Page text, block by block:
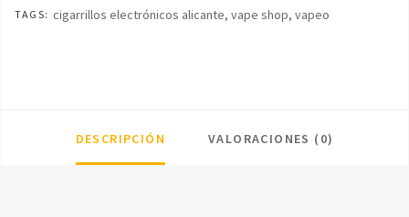
TAGS: cigarrillos electrónicos alicante, vape shop, vapeo
DESCRIPCIÓN VALORACIONES (0)